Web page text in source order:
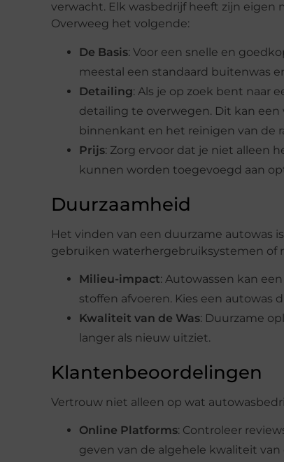
verwacht. Elk wasbedrijf heeft zijn
Overweeg het volgende:
De Basis: Voor een snelle en
meestal een standaard buitenwas
Detailing: Als je op zoek bent naar
detailing te overwegen. Dit kan
binnenkant en het reinigen van de
Prijs: Zorg ervoor dat je niet alleen
kunnen worden toegevoegd aan
Duurzaamheid
Het vinden van een duurzame autowas
gebruiken waterhergebruiksystemen of
Milieu-impact: Autowassen kan
stoffen afvoeren. Kies een autowas
Kwaliteit van de Was: Duurzame
langer als nieuw uitziet.
Klantenbeoordelingen
Vertrouw niet alleen op wat
Online Platforms: Controleer
geven van de algehele kwaliteit van